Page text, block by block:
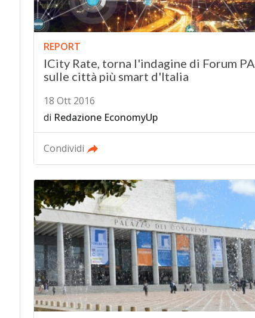
REPORT
ICity Rate, torna l'indagine di Forum PA
sulle città più smart d'Italia
18 Ott 2016
di Redazione EconomyUp
Condividi